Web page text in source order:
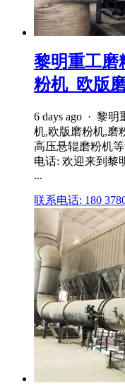
黎明重工磨
粉机_欧版
6 days ago · 黎
机,欧版磨粉机,磨
高压悬辊磨粉机
电话: 欢迎来到黎
...
联系电话: 180